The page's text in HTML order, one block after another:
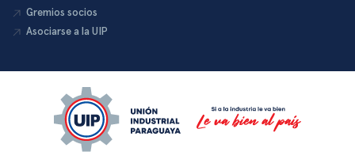
Gremios socios
Asociarse a la UIP